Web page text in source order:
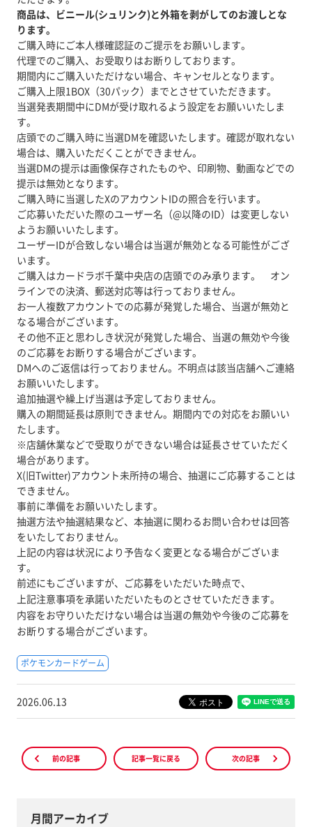
商品は、ビニール(シュリンク)と外箱を剥がしてのお渡しとな
ります。
ご購入時にご本人様確認証のご提示をお願いします。
代理でのご購入、お受取りはお断りしております。
期間内にご購入いただけない場合、キャンセルとなります。
ご購入上限1BOX（30パック）までとさせていただきます。
当選発表期間中にDMが受け取れるよう設定をお願いいたしま
す。
店頭でのご購入時に当選DMを確認いたします。確認が取れない
場合は、購入いただくことができません。
当選DMの提示は画像保存されたものや、印刷物、動画などでの
提示は無効となります。
ご購入時に当選したXのアカウントIDの照合を行います。
ご応募いただいた際のユーザー名（@以降のID）は変更しない
ようお願いいたします。
ユーザーIDが合致しない場合は当選が無効となる可能性がござ
います。
ご購入はカードラボ千葉中央店の店頭でのみ承ります。 オン
ラインでの決済、郵送対応等は行っておりません。
お一人複数アカウントでの応募が発覚した場合、当選が無効と
なる場合がございます。
その他不正と思わしき状況が発覚した場合、当選の無効や今後
のご応募をお断りする場合がございます。
DMへのご返信は行っておりません。不明点は該当店舗へご連絡
お願いいたします。
追加抽選や繰上げ当選は予定しておりません。
購入の期間延長は原則できません。期間内での対応をお願いい
たします。
※店舗休業などで受取りができない場合は延長させていただく
場合があります。
X(旧Twitter)アカウント未所持の場合、抽選にご応募することは
できません。
事前に準備をお願いいたします。
抽選方法や抽選結果など、本抽選に関わるお問い合わせは回答
をいたしておりません。
上記の内容は状況により予告なく変更となる場合がございま
す。
前述にもございますが、ご応募をいただいた時点で、
上記注意事項を承諾いただいたものとさせていただきます。
内容をお守りいただけない場合は当選の無効や今後のご応募を
お断りする場合がございます。
ポケモンカードゲーム
2026.06.13
前の記事 記事一覧に戻る 次の記事
月間アーカイブ